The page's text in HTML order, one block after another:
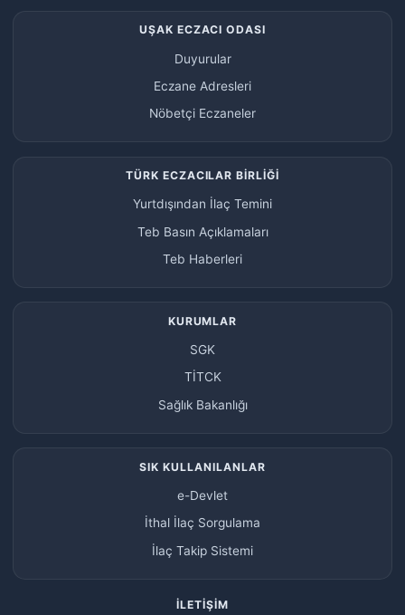
UŞAK ECZACI ODASI
Duyurular
Eczane Adresleri
Nöbetçi Eczaneler
TÜRK ECZACILAR BİRLİĞİ
Yurtdışından İlaç Temini
Teb Basın Açıklamaları
Teb Haberleri
KURUMLAR
SGK
TİTCK
Sağlık Bakanlığı
SIK KULLANILANLAR
e-Devlet
İthal İlaç Sorgulama
İlaç Takip Sistemi
İLETIŞIM